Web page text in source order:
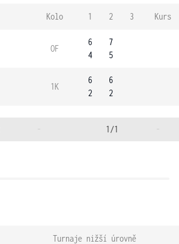
Kolo 1 2 3 Kurs
OF
6
4
7
5
1K
6
2
6
2
- 1/1 -
Turnaje nižší úrovně